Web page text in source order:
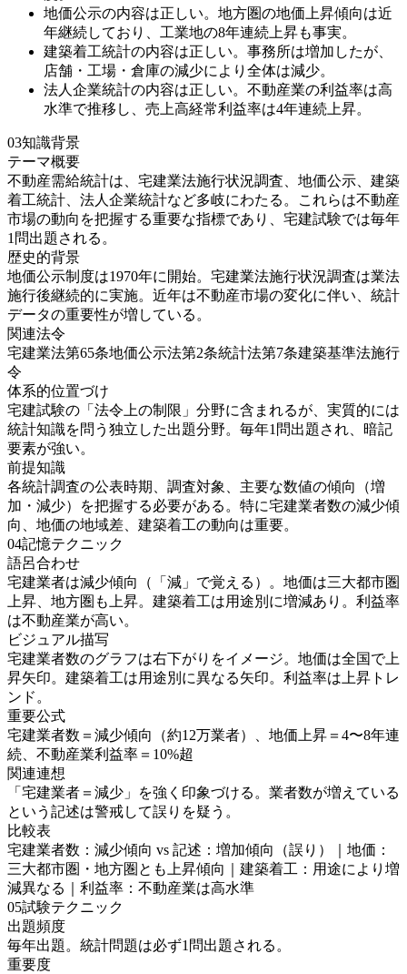
地価公示の内容は正しい。地方圏の地価上昇傾向は近
年継続しており、工業地の8年連続上昇も事実。
建築着工統計の内容は正しい。事務所は増加したが、
店舗・工場・倉庫の減少により全体は減少。
法人企業統計の内容は正しい。不動産業の利益率は高
水準で推移し、売上高経常利益率は4年連続上昇。
03知識背景
テーマ概要
不動産需給統計は、宅建業法施行状況調査、地価公示、建築
着工統計、法人企業統計など多岐にわたる。これらは不動産
市場の動向を把握する重要な指標であり、宅建試験では毎年
1問出題される。
歴史的背景
地価公示制度は1970年に開始。宅建業法施行状況調査は業法
施行後継続的に実施。近年は不動産市場の変化に伴い、統計
データの重要性が増している。
関連法令
宅建業法第65条地価公示法第2条統計法第7条建築基準法施行
令
体系的位置づけ
宅建試験の「法令上の制限」分野に含まれるが、実質的には
統計知識を問う独立した出題分野。毎年1問出題され、暗記
要素が強い。
前提知識
各統計調査の公表時期、調査対象、主要な数値の傾向（増
加・減少）を把握する必要がある。特に宅建業者数の減少傾
向、地価の地域差、建築着工の動向は重要。
04記憶テクニック
語呂合わせ
宅建業者は減少傾向（「減」で覚える）。地価は三大都市圏
上昇、地方圏も上昇。建築着工は用途別に増減あり。利益率
は不動産業が高い。
ビジュアル描写
宅建業者数のグラフは右下がりをイメージ。地価は全国で上
昇矢印。建築着工は用途別に異なる矢印。利益率は上昇トレ
ンド。
重要公式
宅建業者数＝減少傾向（約12万業者）、地価上昇＝4〜8年連
続、不動産業利益率＝10%超
関連連想
「宅建業者＝減少」を強く印象づける。業者数が増えている
という記述は警戒して誤りを疑う。
比較表
宅建業者数：減少傾向 vs 記述：増加傾向（誤り）｜地価：
三大都市圏・地方圏とも上昇傾向｜建築着工：用途により増
減異なる｜利益率：不動産業は高水準
05試験テクニック
出題頻度
毎年出題。統計問題は必ず1問出題される。
重要度